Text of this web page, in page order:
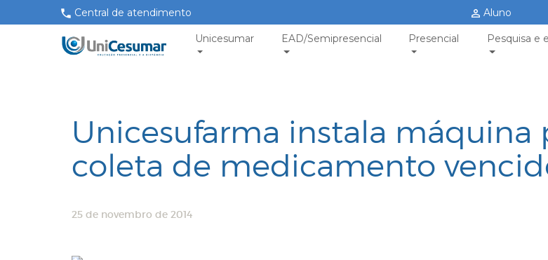
Central de atendimento Aluno
Unicesumar EAD/Semipresencial Presencial Pesquisa e
Unicesufarma instala máquina
coleta de medicamento
25 de novembro de 2014